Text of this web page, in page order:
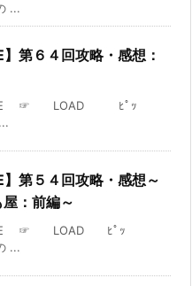
...
】第６４回攻略・感想：
☞ LOAD ﾋﾟｯ
】第５４回攻略・感想～
：前編～
☞ LOAD ﾋﾟｯ
...